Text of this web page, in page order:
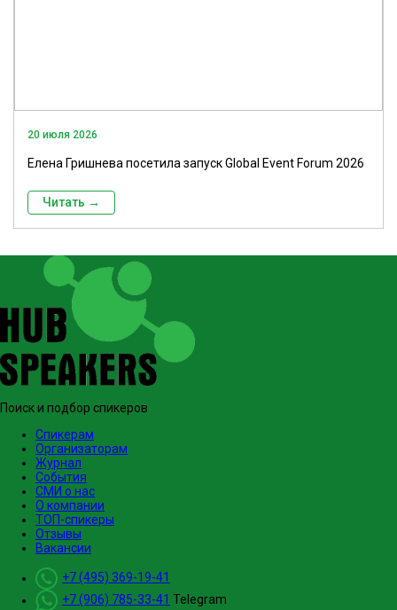
20 июля 2026
Елена Гришнева посетила запуск Global Event Forum 2026
Читать →
Поиск и подбор спикеров
Спикерам
Организаторам
Журнал
События
СМИ о нас
О компании
ТОП-спикеры
Отзывы
Вакансии
+7 (495) 369-19-41
+7 (906) 785-33-41
Telegram